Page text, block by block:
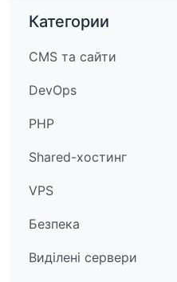
Категории
CMS та сайти
DevOps
PHP
Shared-хостинг
VPS
Безпека
Виділені сервери